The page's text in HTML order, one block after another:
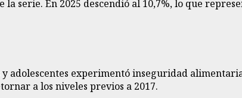
serie. En 2025 descendió al 10,7%, lo que
adolescentes experimentó inseguridad
a los niveles previos a 2017.